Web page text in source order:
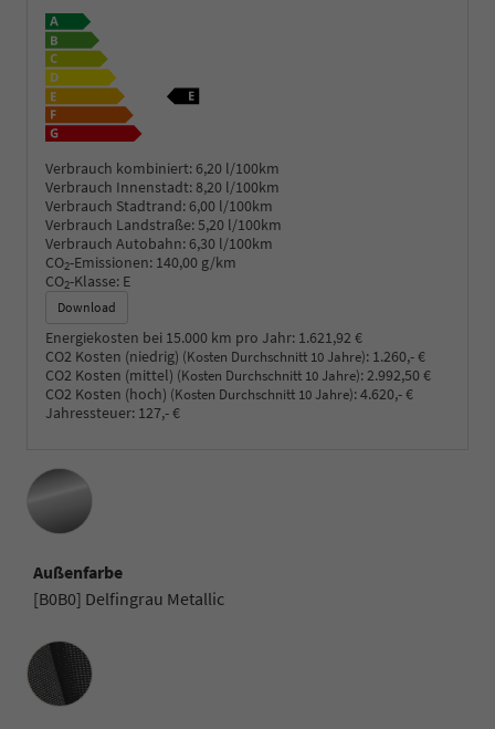
Verbrauch kombiniert: 6,20 l/100km
Verbrauch Innenstadt:8,20 l/100km
Verbrauch Stadtrand: 6,00 l/100km
Verbrauch Landstraße:5,20 l/100km
Verbrauch Autobahn: 6,30 l/100km
CO2-Emissionen: 140,00 g/km
CO2-Klasse: E
Download
Energiekosten bei 15.000 km pro Jahr: 1.621,92 €
CO2 Kosten (niedrig) (Kosten Durchschnitt 10 Jahre): 1.260,- €
CO2 Kosten (mittel) (Kosten Durchschnitt 10 Jahre): 2.992,50 €
CO2 Kosten (hoch) (Kosten Durchschnitt 10 Jahre):4.620,- €
Jahressteuer: 127,- €
Außenfarbe
[B0B0] Delfingrau Metallic
Innenausstattung